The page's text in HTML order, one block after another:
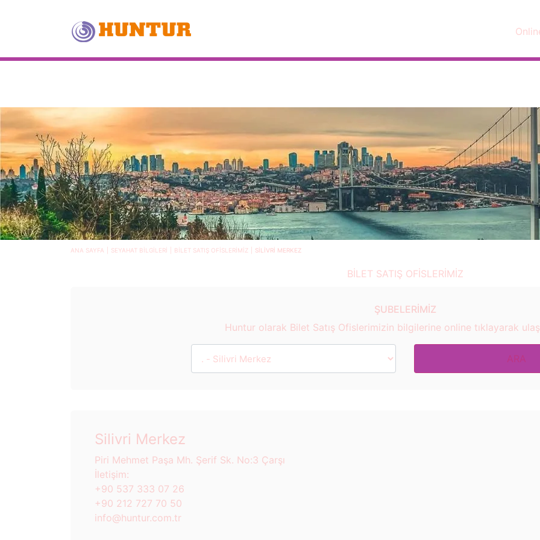
ANA SAYFA SEYAHAT BİLGİLERİ BİLET SATIŞ OFİSLERİMİZ SİLİVRİ MERKEZ
BİLET SATIŞ OFİSLERİMİZ
ŞUBELERİMİZ
Huntur olarak Bilet Satış Ofislerimizin bilgilerine online tıklayarak
Silivri Merkez
Piri Mehmet Paşa Mh. Şerif Sk. No:3 Çarşı
İletişim:
+90 537 333 07 26
+90 212 727 70 50
info@huntur.com.tr